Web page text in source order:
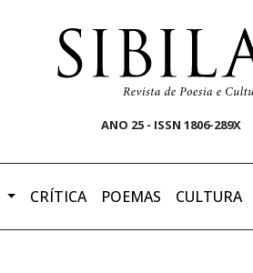
ANO 25 - ISSN 1806-289X
CRÍTICA POEMAS CULTURA